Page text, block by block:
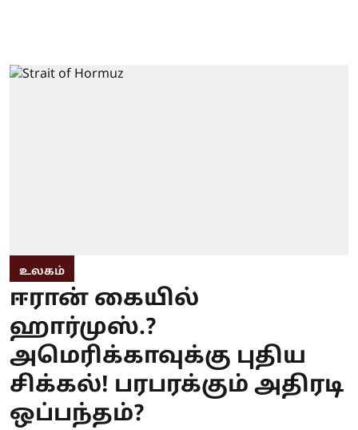
உலகம்
ஈரான் கையில்
ஹார்முஸ்.?
அமெரிக்காவுக்கு புதிய
சிக்கல்! பரபரக்கும் அதிரடி
ஒப்பந்தம்?